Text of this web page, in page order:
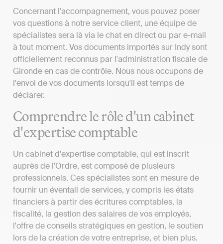
Concernant l’accompagnement, vous pouvez poser
vos questions à notre service client, une équipe de
spécialistes sera là via le chat en direct ou par e-mail
à tout moment. Vos documents importés sur Indy sont
officiellement reconnus par l'administration fiscale de
Gironde en cas de contrôle. Nous nous occupons de
l'envoi de vos documents lorsqu'il est temps de
déclarer.
Comprendre le rôle d'un cabinet
d'expertise comptable
Un cabinet d'expertise comptable, qui est inscrit
auprès de l'Ordre, est composé de plusieurs
professionnels. Ces spécialistes sont en mesure de
fournir un éventail de services, y compris les états
financiers à partir des écritures comptables, la
fiscalité, la gestion des salaires de vos employés,
l'offre de conseils stratégiques en gestion, le soutien
lors de la création de votre entreprise, et bien plus.